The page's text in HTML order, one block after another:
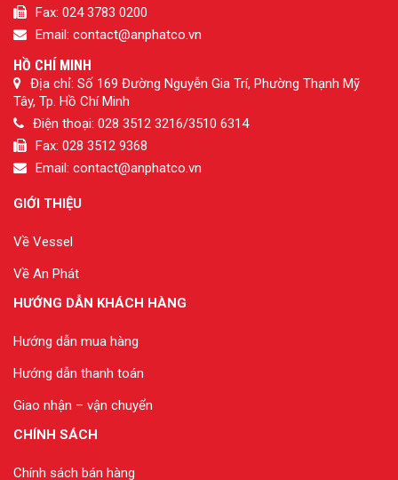
Fax: 024 3783 0200
Email: contact@anphatco.vn
HỒ CHÍ MINH
Địa chỉ: Số 169 Đường Nguyễn Gia Trí, Phường Thạnh Mỹ
Tây, Tp. Hồ Chí Minh
Điện thoại: 028 3512 3216/3510 6314
Fax: 028 3512 9368
Email: contact@anphatco.vn
GIỚI THIỆU
Về Vessel
Về An Phát
HƯỚNG DẪN KHÁCH HÀNG
Hướng dẫn mua hàng
Hướng dẫn thanh toán
Giao nhận – vận chuyển
CHÍNH SÁCH
Chính sách bán hàng